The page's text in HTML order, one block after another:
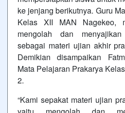
ke jenjang berikutnya. Guru
Kelas XII MAN Nagekeo,
mengolah dan
sebagai materi ujian akhir
Demikian disampaikan
Mata Pelajaran Prakarya
2.
“Kami sepakat materi ujian